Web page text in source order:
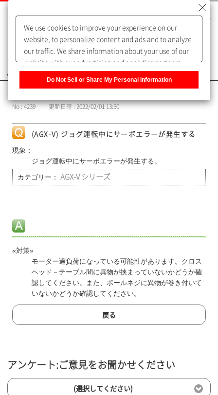
よくあるご質問（FAQ）
No : 4239 更新日時 : 2022/02/01 13:50
(AGX-V) ジョグ運転中にサーボエラーが発生する
現象：
ジョグ運転中にサーボエラーが発生する。
カテゴリー： AGX-V シリーズ
«対策»
モーター過負荷になっている可能性があります。クロス
ヘッド－テーブル間に異物が挟まっていないかどうか確
認してください。また、ボールネジに異物が巻き付いて
いないかどうか確認してください。
戻る
アンケート:ご意見をお聞かせください
(選択してください)
We use cookies to improve your experience on our
website, to personalize content and ads and to analyze
our traffic. We share information about your use of our
website with our advertising and analytics partners,
of our sharing information about you with our partners.
Information] to customize your cookie settings on our
Do Not Sell or Share My Personal Information